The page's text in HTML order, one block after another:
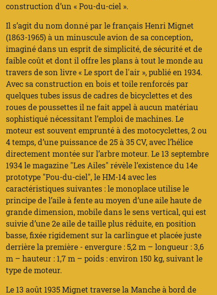
construction d’un « Pou-du-ciel ».
Il s’agit du nom donné par le français Henri Mignet
(1863-1965) à un minuscule avion de sa conception,
imaginé dans un esprit de simplicité, de sécurité et de
faible coût et dont il offre les plans à tout le monde au
travers de son livre « Le sport de l'air », publié en 1934.
Avec sa construction en bois et toile renforcés par
quelques tubes issus de cadres de bicyclettes et des
roues de poussettes il ne fait appel à aucun matériau
sophistiqué nécessitant l’emploi de machines. Le
moteur est souvent emprunté à des motocyclettes, 2 ou
4 temps, d’une puissance de 25 à 35 CV, avec l’hélice
directement montée sur l’arbre moteur. Le 13 septembre
1934 le magazine "Les Ailes" révèle l’existence du 14e
prototype "Pou-du-ciel", le HM-14 avec les
caractéristiques suivantes : le monoplace utilise le
principe de l’aile à fente au moyen d’une aile haute de
grande dimension, mobile dans le sens vertical, qui est
suivie d’une 2e aile de taille plus réduite, en position
basse, fixée rigidement sur la carlingue et placée juste
derrière la première - envergure : 5,2 m – longueur : 3,6
m – hauteur : 1,7 m – poids : environ 150 kg, suivant le
type de moteur.
Le 13 août 1935 Mignet traverse la Manche à bord de